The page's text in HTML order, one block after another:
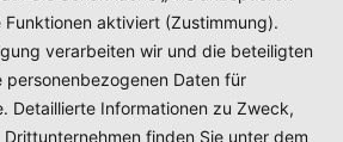
aktiviert (Zustimmung).
verarbeiten wir und die beteiligten
personenbezogenen Daten für
Detaillierte Informationen zu Zweck,
finden Sie unter dem